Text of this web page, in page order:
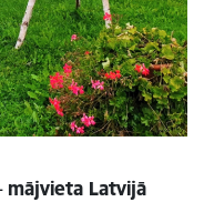
mājvieta Latvijā